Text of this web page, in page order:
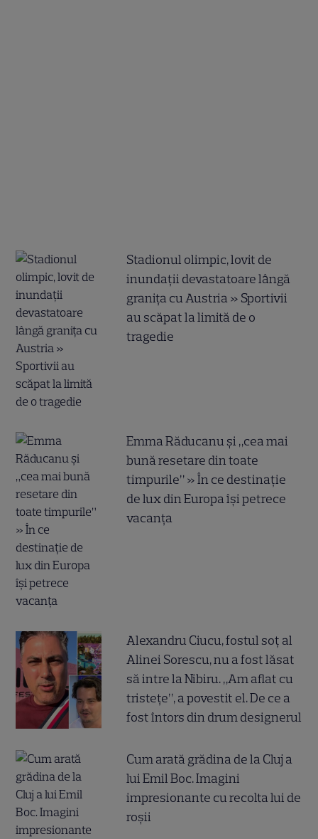
Stadionul olimpic, lovit de
inundații devastatoare lângă
granița cu Austria » Sportivii
au scăpat la limită de o
tragedie
Emma Răducanu și „cea mai
bună resetare din toate
timpurile” » În ce destinație
de lux din Europa își petrece
vacanța
Alexandru Ciucu, fostul soț al
Alinei Sorescu, nu a fost lăsat
să intre la Nibiru. „Am aflat cu
tristețe”, a povestit el. De ce a
fost întors din drum designerul
Cum arată grădina de la Cluj a
lui Emil Boc. Imagini
impresionante cu recolta lui de
roșii